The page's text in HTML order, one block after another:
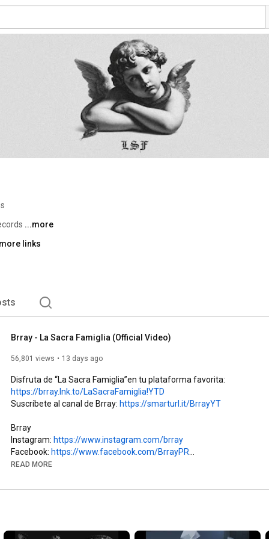
...more
links
Brray - La Sacra Famiglia (Official Video)
56,801 views 13 days ago
https://brray.lnk.to/LaSacraFamiglia!YTD
Suscríbete al canal de Brray: https://smarturl.it/BrrayYT
Brray
Instagram: https://www.instagram.com/brray
Facebook: https://www.facebook.com/BrrayPR
Tik Tok: https://www.tiktok.com/@brrrraayy
LETRA
Pensamientos que se ignoran
READ MORE